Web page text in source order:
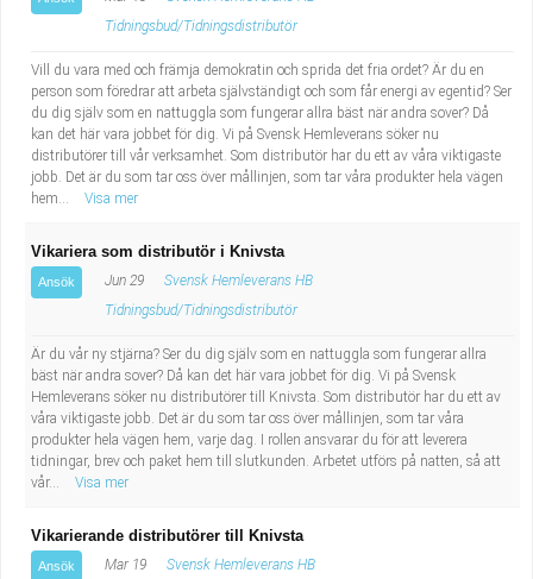
Tidningsbud/Tidningsdistributör
Vill du vara med och främja demokratin och sprida det fria ordet? Är du en
person som föredrar att arbeta självständigt och som får energi av egentid? Ser
du dig själv som en nattuggla som fungerar allra bäst när andra sover? Då
kan det här vara jobbet för dig. Vi på Svensk Hemleverans söker nu
distributörer till vår verksamhet. Som distributör har du ett av våra viktigaste
jobb. Det är du som tar oss över mållinjen, som tar våra produkter hela vägen
hem...
Visa mer
Vikariera som distributör i Knivsta
Ansök Jun 29
Svensk Hemleverans HB
Tidningsbud/Tidningsdistributör
Är du vår ny stjärna? Ser du dig själv som en nattuggla som fungerar allra
bäst när andra sover? Då kan det här vara jobbet för dig. Vi på Svensk
Hemleverans söker nu distributörer till Knivsta. Som distributör har du ett av
våra viktigaste jobb. Det är du som tar oss över mållinjen, som tar våra
produkter hela vägen hem, varje dag. I rollen ansvarar du för att leverera
tidningar, brev och paket hem till slutkunden. Arbetet utförs på natten, så att
vår...
Visa mer
Vikarierande distributörer till Knivsta
Ansök Mar 19
Svensk Hemleverans HB